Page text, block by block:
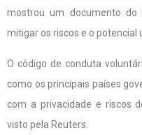
mostrou um documento do
mitigar os riscos e o potencial
O código de conduta
como os principais países
com a privacidade e riscos
visto pela Reuters.